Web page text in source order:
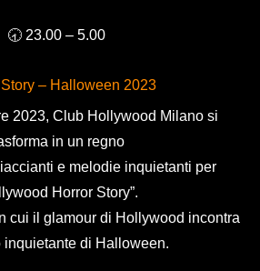
🕣 23.00 – 5.00
– Halloween 2023
2023, Club Hollywood Milano si
in un regno
e melodie inquietanti per
Horror Story”.
cui il glamour di Hollywood incontra
inquietante di Halloween.